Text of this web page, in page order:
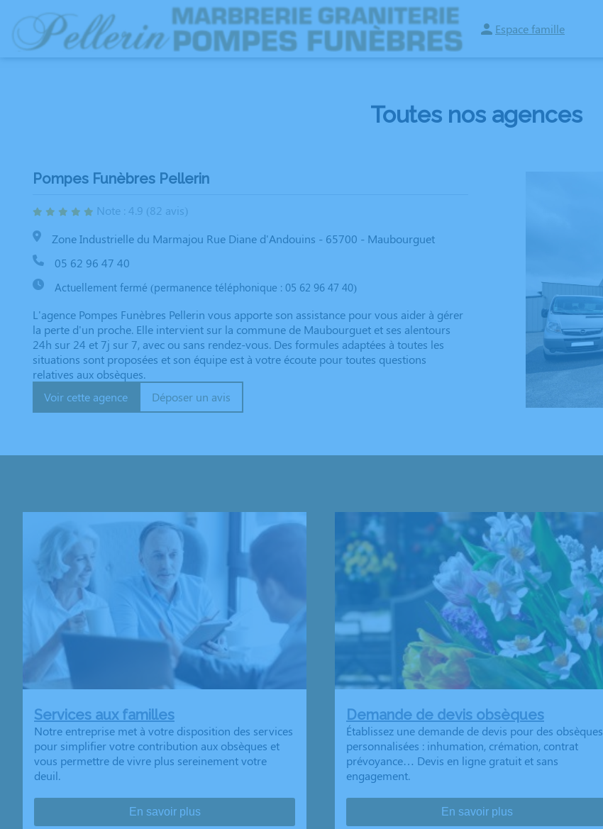
Espace famille
NOS SERVICES NOTRE AGENCE NOTRE CHAMBRE FUNERAIRE ESPACES HOMMAGES
Toutes nos agences
Pompes Funèbres Pellerin
Note : 4.9 (82 avis)
Zone Industrielle du Marmajou Rue Diane d'Andouins - 65700 - Maubourguet
05 62 96 47 40
Actuellement fermé (permanence téléphonique : 05 62 96 47 40)
L'agence Pompes Funèbres Pellerin vous apporte son assistance pour vous aider à gérer
la perte d'un proche. Elle intervient sur la commune de Maubourguet et ses alentours
24h sur 24 et 7j sur 7, avec ou sans rendez-vous. Des formules adaptées à toutes les
situations sont proposées et son équipe est à votre écoute pour toutes questions
relatives aux obsèques.
Voir cette agence
Déposer un avis
Services aux familles
Notre entreprise met à votre disposition des services
pour simplifier votre contribution aux obsèques et
vous permettre de vivre plus sereinement votre
deuil.
En savoir plus
Demande de devis obsèques
Établissez une demande de devis pour des obsèques
personnalisées : inhumation, crémation, contrat
prévoyance… Devis en ligne gratuit et sans
engagement.
En savoir plus